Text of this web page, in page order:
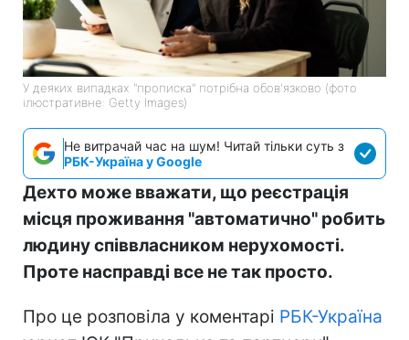
У деяких випадках "прописка" потрібна обов'язково (фото
ілюстративне: Getty Images)
Не витрачай час на шум! Читай тільки суть з
РБК-Україна у Google
Дехто може вважати, що реєстрація
місця проживання "автоматично" робить
людину співвласником нерухомості.
Проте насправді все не так просто.
Про це розповіла у коментарі РБК-Україна